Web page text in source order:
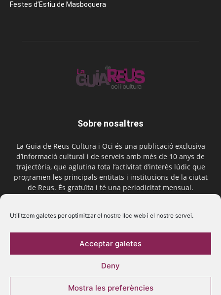
Utilitzem galetes per optimitzar el nostre lloc web i el nostre servei.
Acceptar galetes
Deny
Mostra les preferències
Festes d’Estiu de Masboquera
Sobre nosaltres
La Guia de Reus Cultura i Oci és una publicació exclusiva
d’informació cultural i de serveis amb més de 10 anys de
trajectòria, que aglutina tota l’activitat d’interès lúdic que
programen les principals entitats i institucions de la ciutat
de Reus. És gratuïta i té una periodicitat mensual.
Segueix-nos